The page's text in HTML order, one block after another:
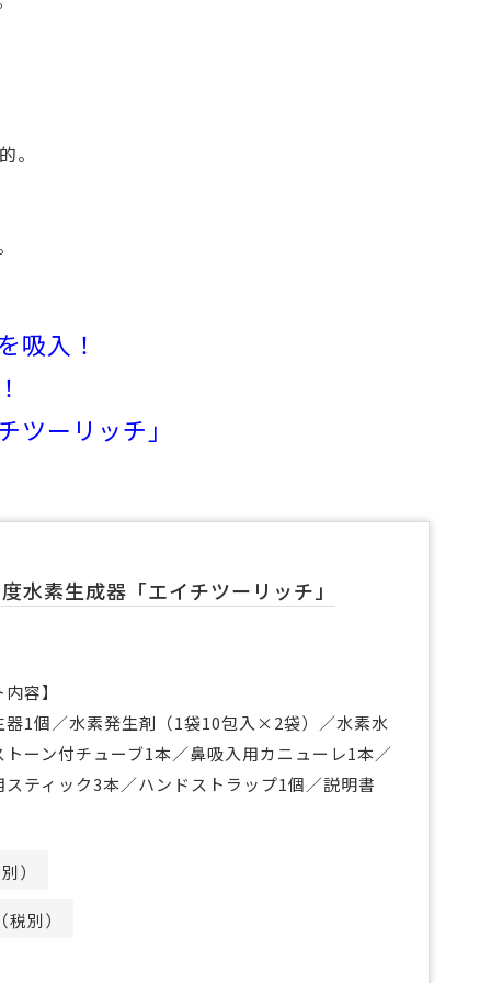
。
吸入！
ツーリッチ」
水素生成器「エイチツーリッチ」
容】
器1個／水素発生剤（1袋10包入×2袋）／水素水
トーン付チューブ1本／鼻吸入用カニューレ1本／
スティック3本／ハンドストラップ1個／説明書
）
別）